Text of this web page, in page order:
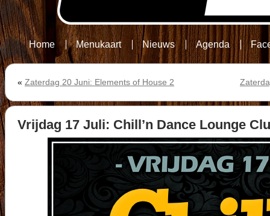
Home Menukaart Nieuws Agenda
« Zaterdag 20 Juni: Elements of House 2
Vrijdag 17 Juli: Chill’n Dance Lounge